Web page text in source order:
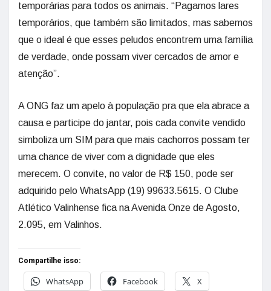
temporárias para todos os animais. “Pagamos lares
temporários, que também são limitados, mas sabemos
que o ideal é que esses peludos encontrem uma família
de verdade, onde possam viver cercados de amor e
atenção”.
A ONG faz um apelo à população pra que ela abrace a
causa e participe do jantar, pois cada convite vendido
simboliza um SIM para que mais cachorros possam ter
uma chance de viver com a dignidade que eles
merecem. O convite, no valor de R$ 150, pode ser
adquirido pelo WhatsApp (19) 99633.5615. O Clube
Atlético Valinhense fica na Avenida Onze de Agosto,
2.095, em Valinhos.
Compartilhe isso:
WhatsApp
Facebook X